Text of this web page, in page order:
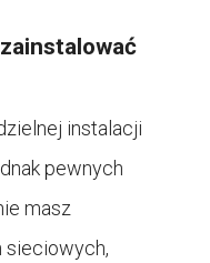
instalacji
pewnych
masz
sieciowych,